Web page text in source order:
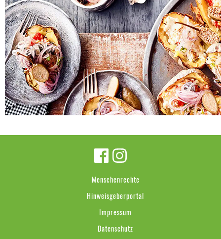
Menschenrechte
Hinweisgeberportal
Impressum
Datenschutz